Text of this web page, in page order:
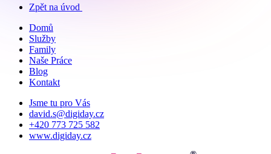
Zpět na úvod
Domů
Služby
Family
Naše Práce
Blog
Kontakt
Jsme tu pro Vás
david.s@digiday.cz
+420 773 725 582
www.digiday.cz